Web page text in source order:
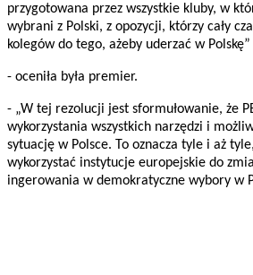
przygotowana przez wszystkie kluby, w
wybrani z Polski, z opozycji, którzy cały
kolegów do tego, ażeby uderzać w Polskę”
- oceniła była premier.
- „W tej rezolucji jest sformułowanie, że
wykorzystania wszystkich narzędzi i
sytuację w Polsce. To oznacza tyle i aż
wykorzystać instytucje europejskie do
ingerowania w demokratyczne wybory w